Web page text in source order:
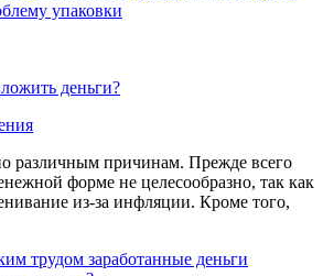
упаковки
деньги?
различным причинам. Прежде всего
форме не целесообразно, так как
из-за инфляции. Кроме того,